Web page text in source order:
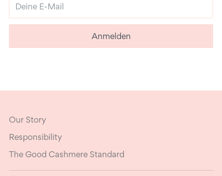
E-
Mail
Anmelden
Our Story
Responsibility
The Good Cashmere Standard